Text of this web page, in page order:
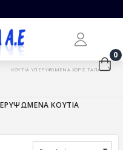
0
ΚΟΥΤΙΑ ΥΠΕΡΥΨΩΜΕΝΑ ΧΩΡΙΣ ΤΑΠΑ
ΚΟΥΤΙΑ